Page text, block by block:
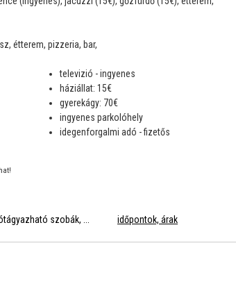
étterem, pizzeria, bar,
televizió - ingyenes
háziállat: 15€
gyerekágy: 70€
ingyenes parkolóhely
idegenforgalmi adó - fizetős
szobák, ... időpontok, árak